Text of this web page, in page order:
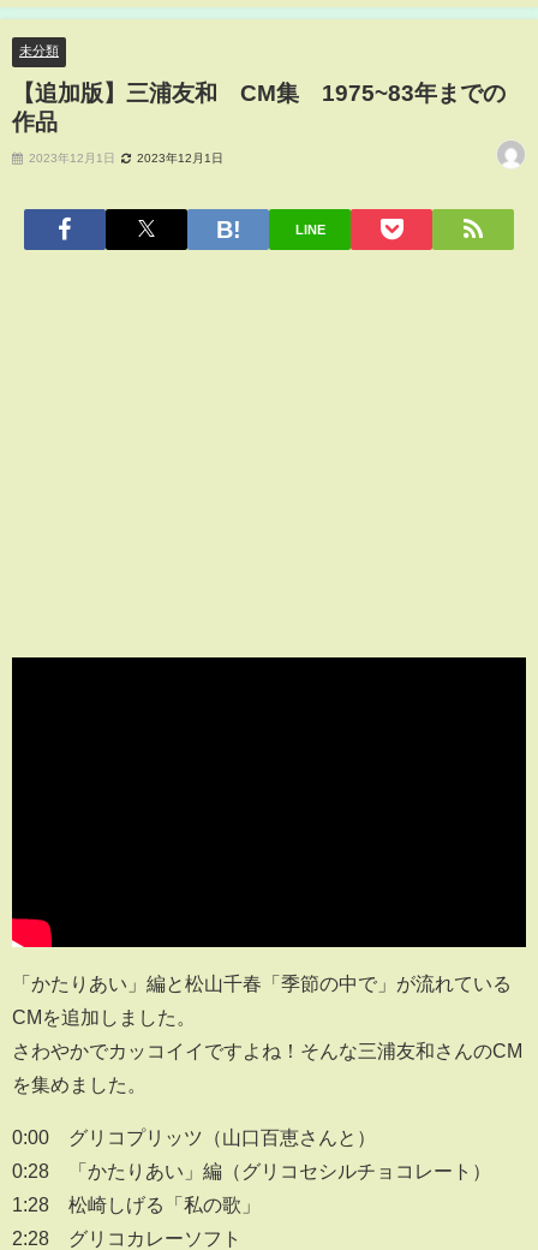
未分類
【追加版】三浦友和 CM集 1975~83年までの
作品
2023年12月1日 2023年12月1日
LINE
「かたりあい」編と松山千春「季節の中で」が流れている
CMを追加しました。
さわやかでカッコイイですよね！そんな三浦友和さんのCM
を集めました。
0:00 グリコプリッツ（山口百恵さんと）
0:28 「かたりあい」編（グリコセシルチョコレート）
1:28 松崎しげる「私の歌」
2:28 グリコカレーソフト